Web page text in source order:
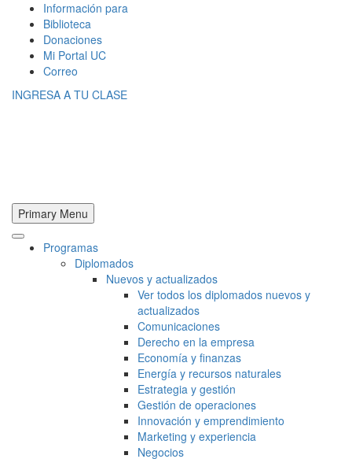
Información para
Biblioteca
Donaciones
Mi Portal UC
Correo
INGRESA A TU CLASE
Primary Menu
Programas
Diplomados
Nuevos y actualizados
Ver todos los diplomados nuevos y
actualizados
Comunicaciones
Derecho en la empresa
Economía y finanzas
Energía y recursos naturales
Estrategia y gestión
Gestión de operaciones
Innovación y emprendimiento
Marketing y experiencia
Negocios